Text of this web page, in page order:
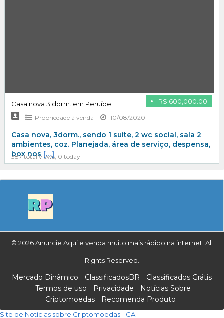
R$ 600,000.00
Casa nova 3 dorm. em Peruíbe
Propriedade à venda 10/08/2020
Casa nova, 3dorm., sendo 1 suite, 2 wc social, sala 2
ambientes, coz. Planejada, área de serviço, despensa,
box nos[…]
387 total views, 0 today
© 2026 Anuncie Aqui e venda muito mais rápido na internet. All
Rights Reserved.
Mercado Dinâmico ClassificadosBR
Classificados Grátis
Termos de uso
Privacidade
Notícias Sobre
Criptomoedas
Recomenda Produto
Site de Notícias sobre Criptomoedas - CA